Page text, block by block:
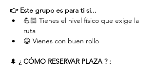
👉 Este grupo es para ti si...
💪🏻 Tienes el nivel físico que exige la
ruta
😃 Vienes con buen rollo
🌲 ¿ CÓMO RESERVAR PLAZA ? :